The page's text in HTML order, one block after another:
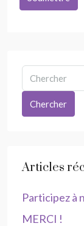
Chercher
Articles
Participez à
MERCI !